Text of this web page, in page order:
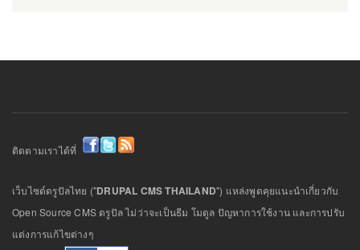
ติดตามเราได้ที่
เว็บไซต์ดรูปัลไทย ("DRUPAL CMS THAILAND") แหล่งพูดคุยแนะนำเกี่ยวกับ
Open Source CMS ดรูปัล ไม่ว่าจะเป็นธีม โมดูล ปัญหาการใช้งาน และการปรับ
แต่งการแก้ไขต่างๆ